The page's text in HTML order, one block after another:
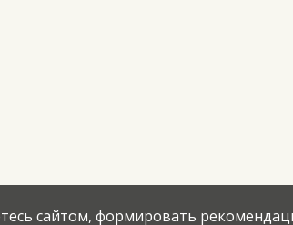
сайтом, формировать